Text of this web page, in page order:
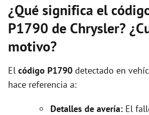
¿Qué significa el
P1790 de Chrysler?
motivo?
El código P1790 detectado en
hace referencia a:
Detalles de avería: El